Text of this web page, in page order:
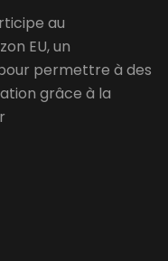
au
EU, un
permettre à des
grâce à la